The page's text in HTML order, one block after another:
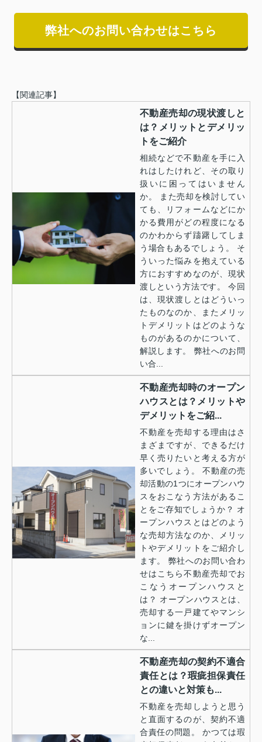
弊社へのお問い合わせはこちら
【関連記事】
不動産売却の現状渡しと
は？メリットとデメリッ
トをご紹介
相続などで不動産を手に入
れはしたけれど、その取り
扱いに困ってはいません
か。 また売却を検討してい
ても、リフォームなどにか
かる費用がどの程度になる
のかわからず躊躇してしま
う場合もあるでしょう。 そ
ういった悩みを抱えている
方におすすめなのが、現状
渡しという方法です。 今回
は、現状渡しとはどういっ
たものなのか、またメリッ
トデメリットはどのような
ものがあるのかについて、
解説します。 弊社へのお問
い合...
不動産売却時のオープン
ハウスとは？メリットや
デメリットをご紹...
不動産を売却する理由はさ
まざまですが、できるだけ
早く売りたいと考える方が
多いでしょう。 不動産の売
却活動の1つにオープンハウ
スをおこなう方法があるこ
とをご存知でしょうか？ オ
ープンハウスとはどのよう
な売却方法なのか、メリッ
トやデメリットをご紹介し
ます。 弊社へのお問い合わ
せはこちら不動産売却でお
こなうオープンハウスと
は？ オープンハウスとは、
売却する一戸建てやマンシ
ョンに鍵を掛けずオープン
な...
不動産売却の契約不適合
責任とは？瑕疵担保責任
との違いと対策も...
不動産を売却しようと思う
と直面するのが、契約不適
合責任の問題。 かつては瑕